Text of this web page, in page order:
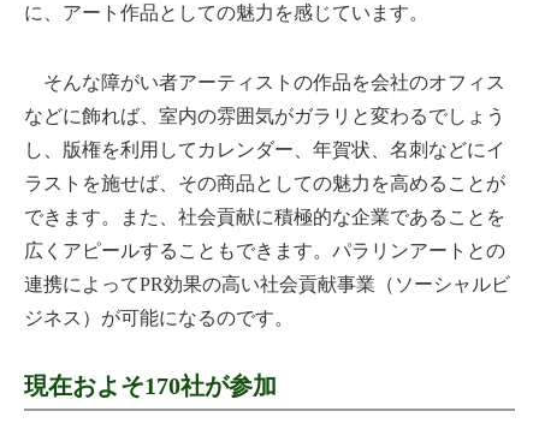
に、アート作品としての魅力を感じています。
そんな障がい者アーティストの作品を会社のオフィス
などに飾れば、室内の雰囲気がガラリと変わるでしょう
し、版権を利用してカレンダー、年賀状、名刺などにイ
ラストを施せば、その商品としての魅力を高めることが
できます。また、社会貢献に積極的な企業であることを
広くアピールすることもできます。パラリンアートとの
連携によってPR効果の高い社会貢献事業（ソーシャルビ
ジネス）が可能になるのです。
現在およそ170社が参加